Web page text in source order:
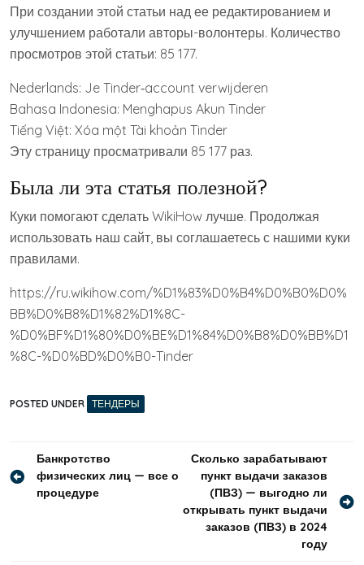
При создании этой статьи над ее редактированием и
улучшением работали авторы-волонтеры. Количество
просмотров этой статьи: 85 177.
Nederlands: Je Tinder‐account verwijderen
Bahasa Indonesia: Menghapus Akun Tinder
Tiếng Việt: Xóa một Tài khoản Tinder
Эту страницу просматривали 85 177 раз.
Была ли эта статья полезной?
Куки помогают сделать WikiHow лучше. Продолжая
использовать наш сайт, вы соглашаетесь с нашими куки
правилами.
https://ru.wikihow.com/%D1%83%D0%B4%D0%B0%D0%
BB%D0%B8%D1%82%D1%8C-
%D0%BF%D1%80%D0%BE%D1%84%D0%B8%D0%BB%D1
%8C-%D0%BD%D0%B0-Tinder
POSTED UNDER ТЕНДЕРЫ
Навигация
по
Банкротство
физических лиц — все о
процедуре
Сколько зарабатывают
пункт выдачи заказов
(ПВЗ) — выгодно ли
открывать пункт выдачи
заказов (ПВЗ) в 2024
году